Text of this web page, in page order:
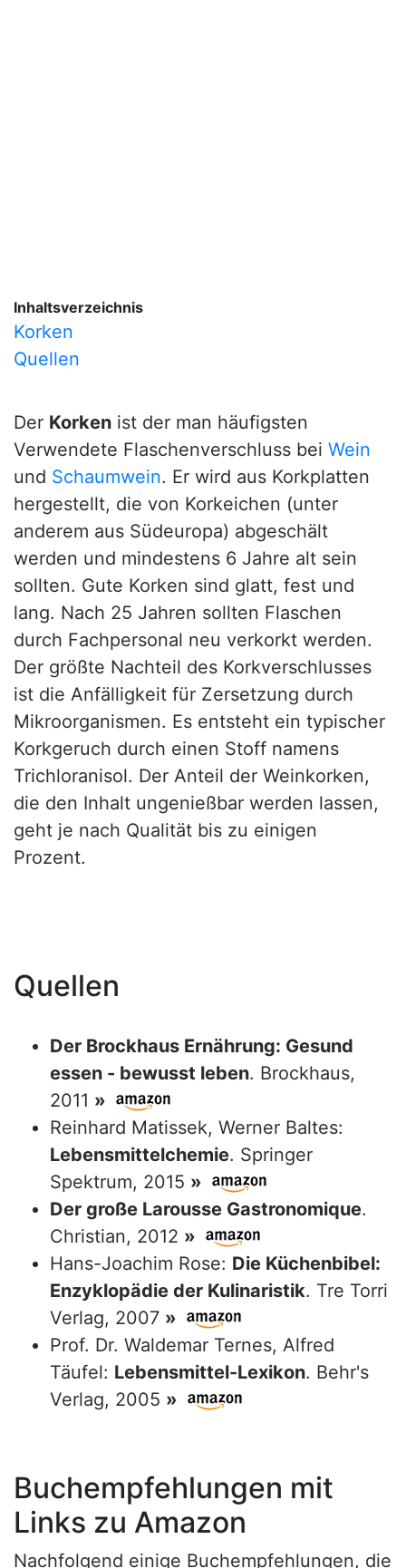
Inhaltsverzeichnis
Korken
Quellen
Der Korken ist der man häufigsten
Verwendete Flaschenverschluss bei Wein
und Schaumwein. Er wird aus Korkplatten
hergestellt, die von Korkeichen (unter
anderem aus Südeuropa) abgeschält
werden und mindestens 6 Jahre alt sein
sollten. Gute Korken sind glatt, fest und
lang. Nach 25 Jahren sollten Flaschen
durch Fachpersonal neu verkorkt werden.
Der größte Nachteil des Korkverschlusses
ist die Anfälligkeit für Zersetzung durch
Mikroorganismen. Es entsteht ein typischer
Korkgeruch durch einen Stoff namens
Trichloranisol. Der Anteil der Weinkorken,
die den Inhalt ungenießbar werden lassen,
geht je nach Qualität bis zu einigen
Prozent.
Quellen
Der Brockhaus Ernährung: Gesund
essen - bewusst leben. Brockhaus,
2011 »
Reinhard Matissek, Werner Baltes:
Lebensmittelchemie. Springer
Spektrum, 2015 »
Der große Larousse Gastronomique.
Christian, 2012 »
Hans-Joachim Rose: Die Küchenbibel:
Enzyklopädie der Kulinaristik. Tre Torri
Verlag, 2007 »
Prof. Dr. Waldemar Ternes, Alfred
Täufel: Lebensmittel-Lexikon. Behr's
Verlag, 2005 »
Buchempfehlungen mit
Links zu Amazon
Nachfolgend einige Buchempfehlungen, die